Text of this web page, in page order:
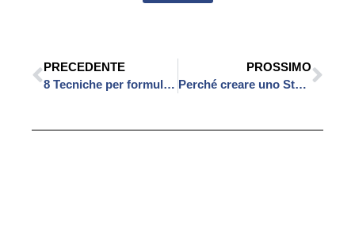
PRECEDENTE
8 Tecniche per formulare gli obiettivi nel modo corretto
PROSSIMO
Perché creare uno Studio Dentistico altamente Vendibile